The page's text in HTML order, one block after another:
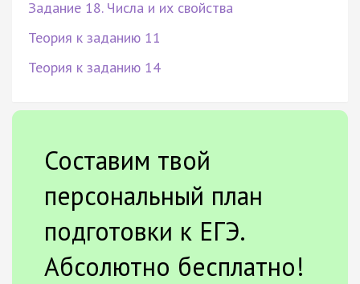
Задание 18. Числа и их свойства
Теория к заданию 11
Теория к заданию 14
Составим твой
персональный план
подготовки к ЕГЭ.
Абсолютно бесплатно!